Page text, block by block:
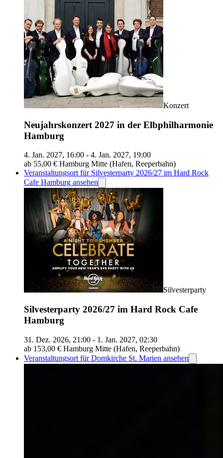
Konzert
Neujahrskonzert 2027 in der Elbphilharmonie
Hamburg
4. Jan. 2027, 16:00 - 4. Jan. 2027, 19:00
ab 55,00 € Hamburg Mitte (Hafen, Reeperbahn)
Veranstaltungsort für Silvesterparty 2026/27 im Hard Rock
Cafe Hamburg ansehen
Silvesterparty
Silvesterparty 2026/27 im Hard Rock Cafe
Hamburg
31. Dez. 2026, 21:00 - 1. Jan. 2027, 02:30
ab 153,00 € Hamburg Mitte (Hafen, Reeperbahn)
Veranstaltungsort für Domkirche St. Marien ansehen